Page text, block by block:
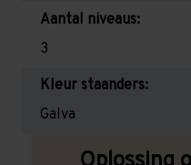
Aantal niveaus:
3
Kleur staanders:
Galva